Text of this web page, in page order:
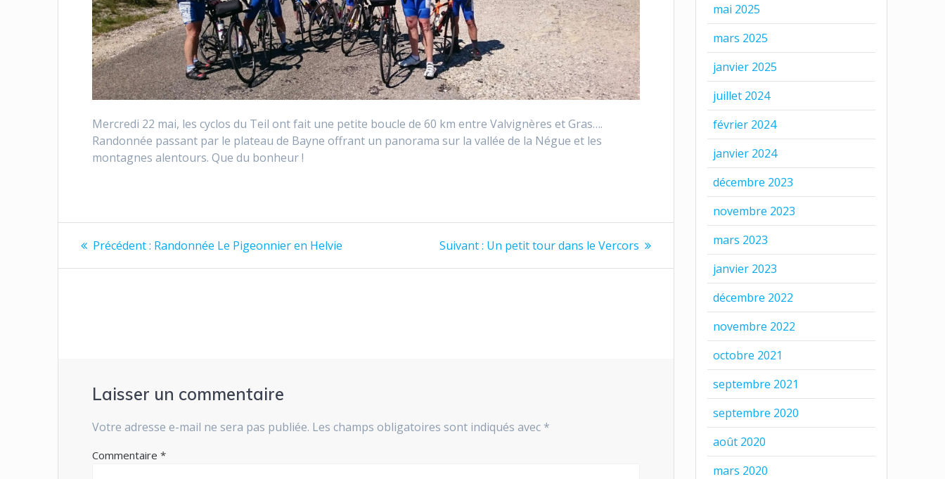
Mercredi 22 mai, les cyclos du Teil ont fait une petite boucle de 60 km entre Valvignères et Gras….
Randonnée passant par le plateau de Bayne offrant un panorama sur la vallée de la Négue et les
montagnes alentours. Que du bonheur !
Navigation
de
Précédent : Article
Randonnée Le Pigeonnier en Helvie Suivant : Article
Un petit tour dans le Vercors
Laisser un commentaire
Votre adresse e-mail ne sera pas publiée. Les champs obligatoires sont indiqués avec *
Commentaire*
mai 2025
mars 2025
janvier 2025
juillet 2024
février 2024
janvier 2024
décembre 2023
novembre 2023
mars 2023
janvier 2023
décembre 2022
novembre 2022
octobre 2021
septembre 2021
septembre 2020
août 2020
mars 2020